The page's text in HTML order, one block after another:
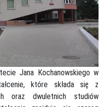
Jana Kochanowskiego w
które składa się z
oraz dwuletnich studiów